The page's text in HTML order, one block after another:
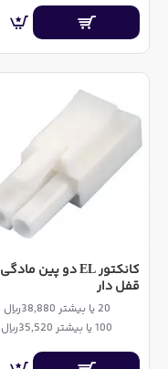
کانکتور EL دو پین مادگی
قفل دار
20 یا بیشتر 38,880ریال
100 یا بیشتر 35,520ریال